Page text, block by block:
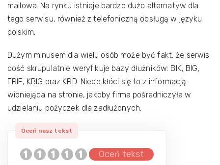
mailowa. Na rynku istnieje bardzo dużo alternatyw dla
tego serwisu, również z telefoniczną obsługą w języku
polskim.
Dużym minusem dla wielu osób może być fakt, że serwis
dość skrupulatnie weryfikuje bazy dłużników: BIK, BIG,
ERIF, KBIG oraz KRD. Nieco kłóci się to z informacją
widniejąca na stronie, jakoby firma pośredniczyła w
udzielaniu pożyczek dla zadłużonych.
Oceń tekst